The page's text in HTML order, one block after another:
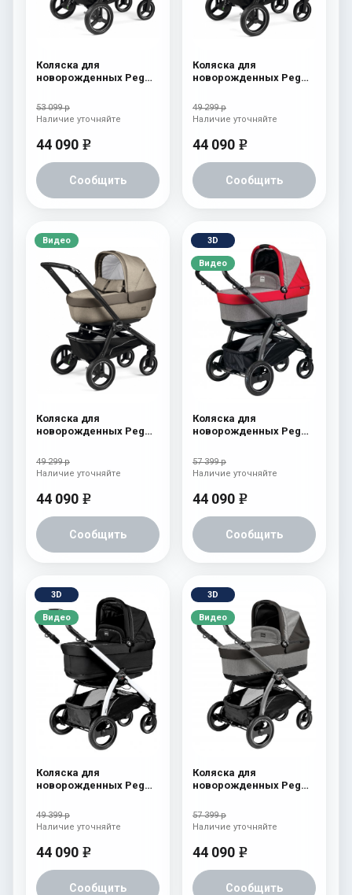
Коляска для
новорожденных Peg
53 099 р
44 090 e
Сообщить
Наличие уточняйте
Коляска для
новорожденных Peg
Atmosphere
49 299 р
44 090 e
Сообщить
Наличие уточняйте
Видео
Коляска для
новорожденных Peg
Cream
49 299 р
44 090 e
Сообщить
Наличие уточняйте
3D
Видео
Коляска для
новорожденных Peg
(шасси White/Black)
Tulip
57 399 р
44 090 e
Сообщить
Наличие уточняйте
3D
Видео
Коляска для
новорожденных Peg
(шасси White/Black)
Onyx
49 399 р
44 090 e
Сообщить
Наличие уточняйте
3D
Видео
Коляска для
новорожденных Peg
(шасси White/Black)
atmosphere
57 399 р
44 090 e
Сообщить
Наличие уточняйте